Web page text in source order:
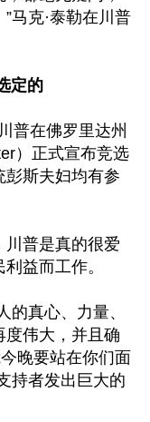
马克·泰勒在川普
定的
普在佛罗里达州
）正式宣布竞选
彭斯夫妇均有参
川普是真的很爱
益而工作。
的真心、力量、
度伟大，并且确
晚要站在你们面
持者发出巨大的